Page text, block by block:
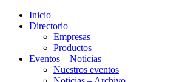
Inicio
Directorio
Empresas
Productos
Eventos – Noticias
Nuestros eventos